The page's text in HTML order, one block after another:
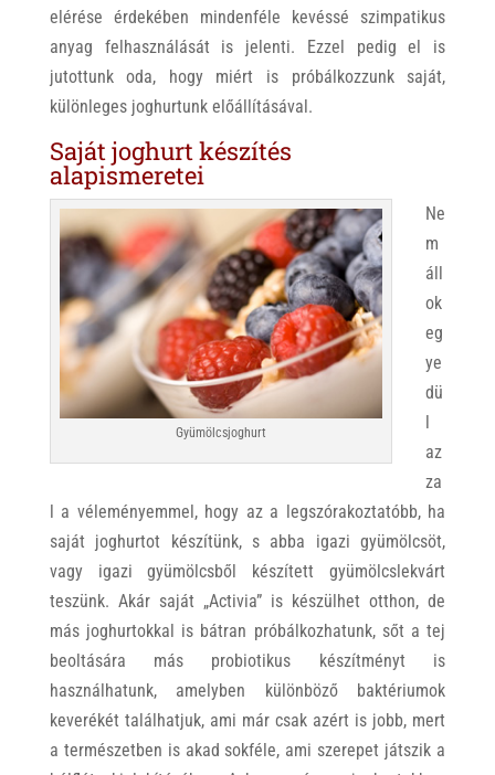
elérése érdekében mindenféle kevéssé szimpatikus
anyag felhasználását is jelenti. Ezzel pedig el is
jutottunk oda, hogy miért is próbálkozzunk saját,
különleges joghurtunk előállításával.
Saját joghurt készítés
alapismeretei
Gyümölcsjoghurt
Ne
m
áll
ok
eg
ye
dü
l
az
za
l a véleményemmel, hogy az a legszórakoztatóbb, ha
saját joghurtot készítünk, s abba igazi gyümölcsöt,
vagy igazi gyümölcsből készített gyümölcslekvárt
teszünk. Akár saját „Activia” is készülhet otthon, de
más joghurtokkal is bátran próbálkozhatunk, sőt a tej
beoltására más probiotikus készítményt is
használhatunk, amelyben különböző baktériumok
keverékét találhatjuk, ami már csak azért is jobb, mert
a természetben is akad sokféle, ami szerepet játszik a